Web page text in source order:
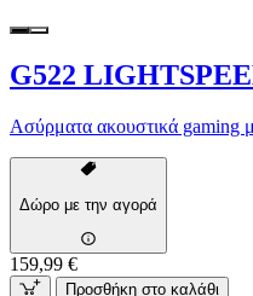
G522
Ασύρματα ακουστικά
Δώρο με την αγορά
159,99 €
Προσθήκη στο καλάθι